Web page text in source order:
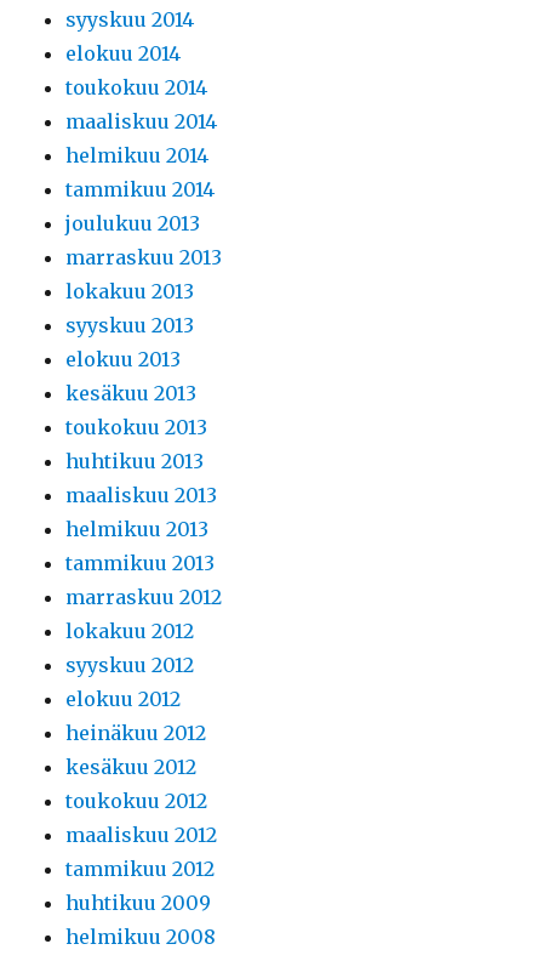
syyskuu 2014
elokuu 2014
toukokuu 2014
maaliskuu 2014
helmikuu 2014
tammikuu 2014
joulukuu 2013
marraskuu 2013
lokakuu 2013
syyskuu 2013
elokuu 2013
kesäkuu 2013
toukokuu 2013
huhtikuu 2013
maaliskuu 2013
helmikuu 2013
tammikuu 2013
marraskuu 2012
lokakuu 2012
syyskuu 2012
elokuu 2012
heinäkuu 2012
kesäkuu 2012
toukokuu 2012
maaliskuu 2012
tammikuu 2012
huhtikuu 2009
helmikuu 2008